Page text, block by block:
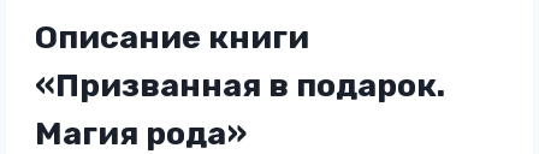
Описание книги
«Призванная в подарок.
Магия рода»